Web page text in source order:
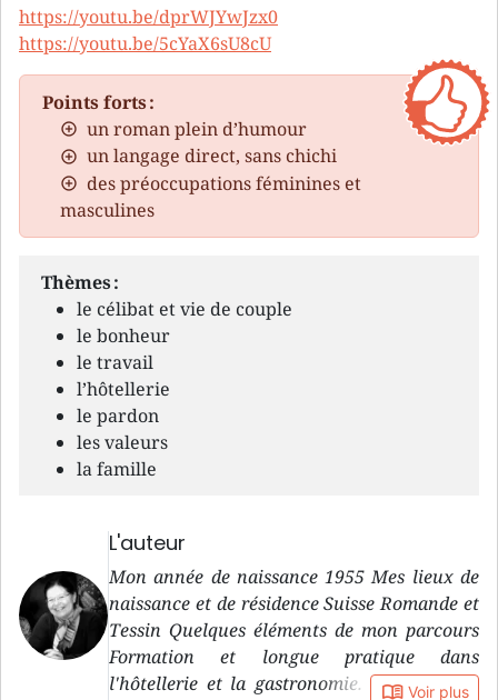
https://youtu.be/dprWJYwJzx0
https://youtu.be/5cYaX6sU8cU
Points forts :
un roman plein d’humour
un langage direct, sans chichi
des préoccupations féminines et
masculines
Thèmes :
le célibat et vie de couple
le bonheur
le travail
l’hôtellerie
le pardon
les valeurs
la famille
L'auteur
Mon année de naissance 1955 Mes lieux de
naissance et de résidence Suisse Romande et
Tessin Quelques éléments de mon parcours
Formation et longue pratique dans
l'hôtellerie et la gastronomie. Traductions
book_open Voir plus